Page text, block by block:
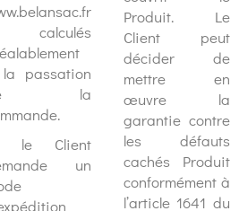
calculés
passation
la
le Client
un
Produit. Le
Client peut
décider de
mettre en
œuvre la
garantie contre
les défauts
cachés Produit
conformément à
l’article 1641 du